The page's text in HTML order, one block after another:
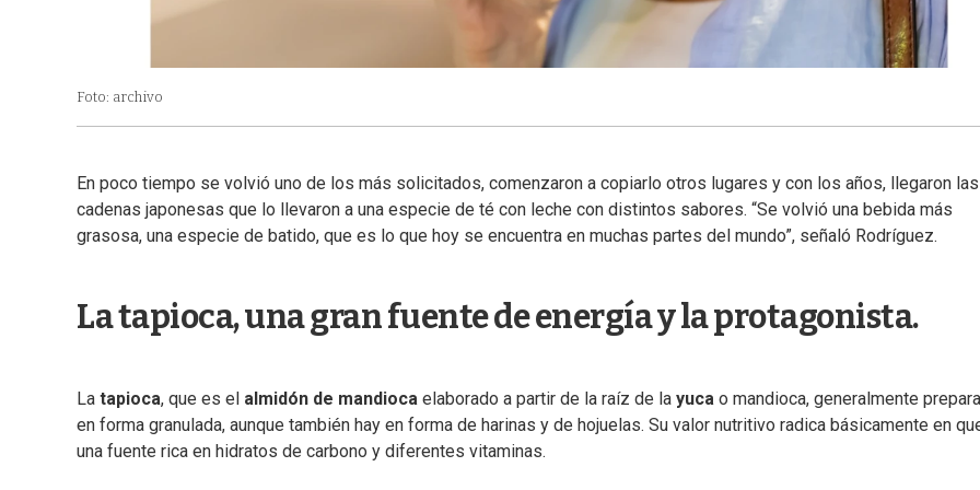
Foto: archivo
En poco tiempo se volvió uno de los más solicitados, comenzaron a copiarlo otros lugares y con los años, llegaron las
cadenas japonesas que lo llevaron a una especie de té con leche con distintos sabores. “Se volvió una bebida más
grasosa, una especie de batido, que es lo que hoy se encuentra en muchas partes del mundo”, señaló Rodríguez.
La tapioca, una gran fuente de energía y la protagonista.
La tapioca, que es el almidón de mandioca elaborado a partir de la raíz de la yuca o mandioca, generalmente
en forma granulada, aunque también hay en forma de harinas y de hojuelas. Su valor nutritivo radica básicamente en
una fuente rica en hidratos de carbono y diferentes vitaminas.